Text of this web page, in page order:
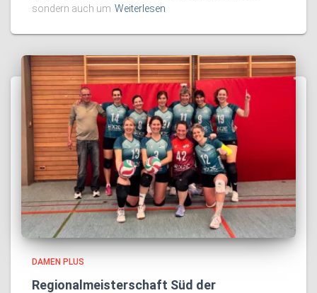
sondern auch um Weiterlesen
DAMEN PLUS
Regionalmeisterschaft Süd der